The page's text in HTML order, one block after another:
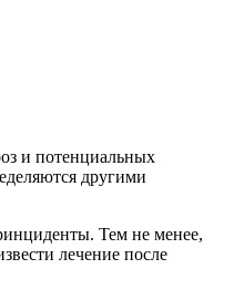
и потенциальных
другими
Тем не менее,
лечение после